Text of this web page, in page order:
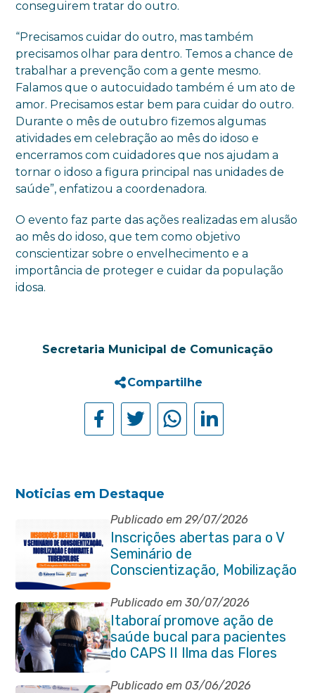
conseguirem tratar do outro.
“Precisamos cuidar do outro, mas também
precisamos olhar para dentro. Temos a chance de
trabalhar a prevenção com a gente mesmo.
Falamos que o autocuidado também é um ato de
amor. Precisamos estar bem para cuidar do outro.
Durante o mês de outubro fizemos algumas
atividades em celebração ao mês do idoso e
encerramos com cuidadores que nos ajudam a
tornar o idoso a figura principal nas unidades de
saúde”, enfatizou a coordenadora.
O evento faz parte das ações realizadas em alusão
ao mês do idoso, que tem como objetivo
conscientizar sobre o envelhecimento e a
importância de proteger e cuidar da população
idosa.
Secretaria Municipal de Comunicação
Compartilhe
Noticias em Destaque
Publicado em 29/07/2026
Inscrições abertas para o V
Seminário de
Conscientização, Mobilização
e Combate à Tuberculose em
Itaboraí
Publicado em 30/07/2026
Itaboraí promove ação de
saúde bucal para pacientes
do CAPS II Ilma das Flores
Publicado em 03/06/2026